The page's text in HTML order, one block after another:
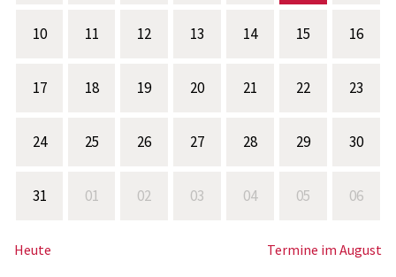
10 11 12 13 14 15 16
17 18 19 20 21 22 23
24 25 26 27 28 29 30
31 01 02 03 04 05 06
Heute Termine im August